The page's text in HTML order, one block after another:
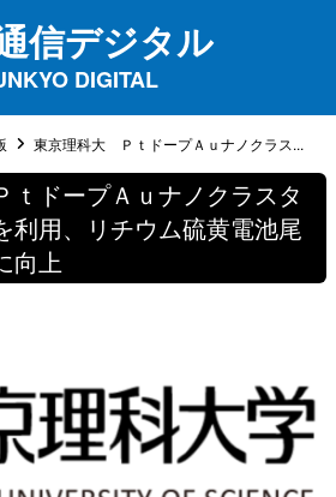
信デジタル
DIGITAL
東京理科大 ＰｔドープＡｕナノクラス...
ドープＡｕナノクラスタ
利用、リチウム硫黄電池尾
向上